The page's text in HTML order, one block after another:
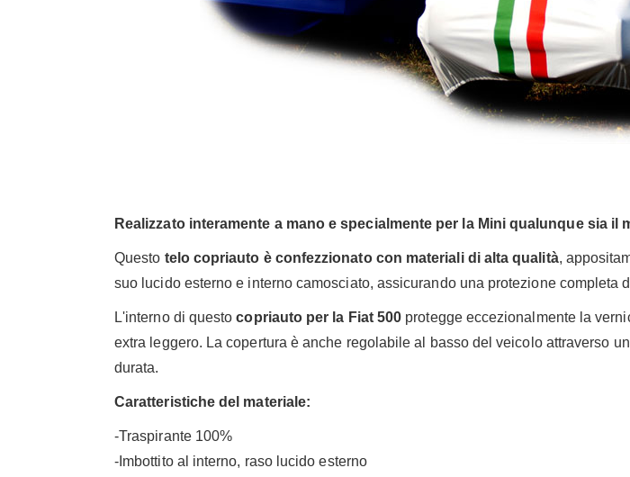
Realizzato interamente a mano e specialmente per la Mini qualunque sia il
Questo telo copriauto è confezzionato con materiali di alta qualità,
suo lucido esterno e interno camosciato, assicurando una protezione completa
L'interno di questocopriauto per la Fiat 500 protegge eccezionalmente la
extra leggero. La copertura è anche regolabile al basso del veicolo attraverso
durata.
Caratteristiche del materiale:
-Traspirante 100%
-Imbottito al interno, raso lucido esterno